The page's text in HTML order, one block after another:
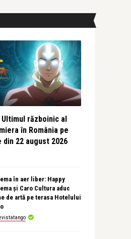
războinic al
în România pe
din 22 august 2026
în aer liber: Happy
și Caro Cultura aduc
de artă pe terasa Hotelului